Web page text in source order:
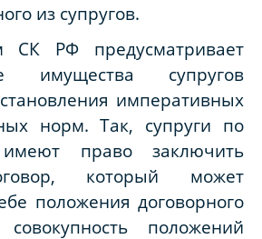
из супругов.
СК РФ предусматривает
имущества супругов
императивных
норм. Так, супруги по
право заключить
который может
положения договорного
положений